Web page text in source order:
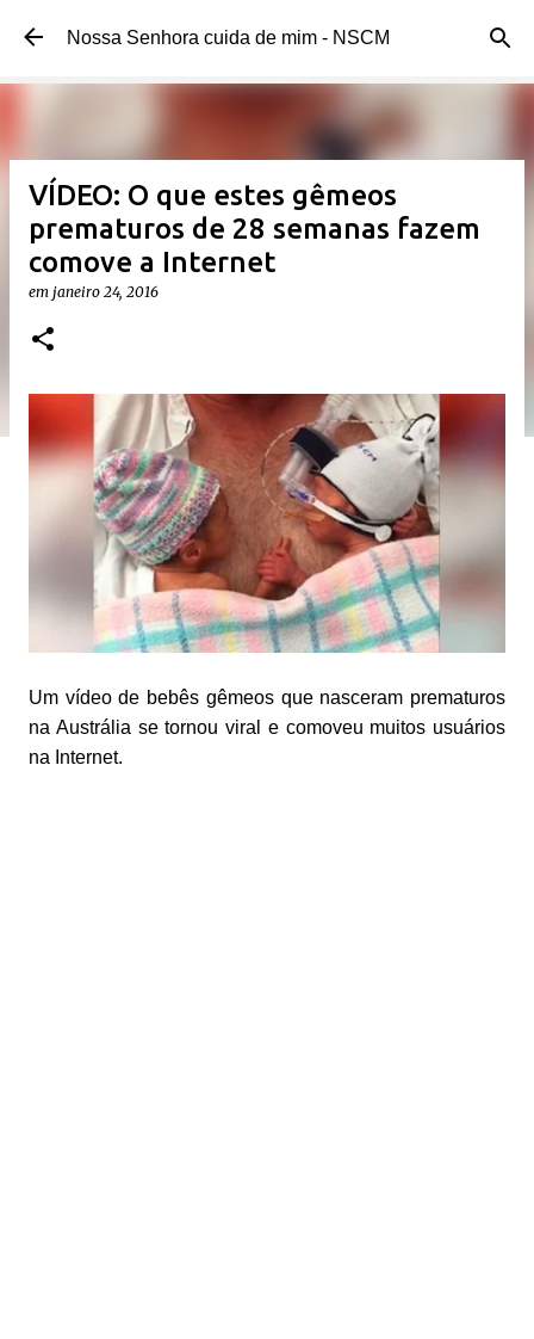
Pular para o conteúdo principal
Nossa Senhora cuida de mim - NSCM
VÍDEO: O que estes gêmeos
prematuros de 28 semanas fazem
comove a Internet
em janeiro 24, 2016
Um vídeo de bebês gêmeos que nasceram prematuros
na Austrália se tornou viral e comoveu muitos usuários
na Internet.